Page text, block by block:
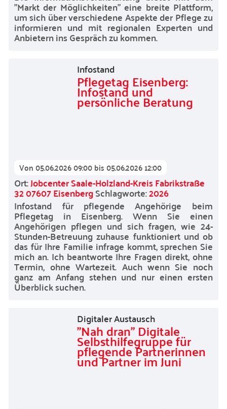
"Markt der Möglichkeiten" eine breite Plattform,
um sich über verschiedene Aspekte der Pflege zu
informieren und mit regionalen Experten und
Anbietern ins Gespräch zu kommen.
Infostand
Pflegetag Eisenberg:
Infostand und
persönliche Beratung
Von05.06.2026 09:00bis05.06.2026 12:00
Ort:Jobcenter Saale-Holzland-Kreis Fabrikstraße
32 07607 EisenbergSchlagworte:2026
Infostand für pflegende Angehörige beim
Pflegetag in Eisenberg. Wenn Sie einen
Angehörigen pflegen und sich fragen, wie 24-
Stunden-Betreuung zuhause funktioniert und ob
das für Ihre Familie infrage kommt, sprechen Sie
mich an. Ich beantworte Ihre Fragen direkt, ohne
Termin, ohne Wartezeit. Auch wenn Sie noch
ganz am Anfang stehen und nur einen ersten
Überblick suchen.
Digitaler Austausch
"Nah dran" Digitale
Selbsthilfegruppe für
pflegende Partnerinnen
und Partner im Juni